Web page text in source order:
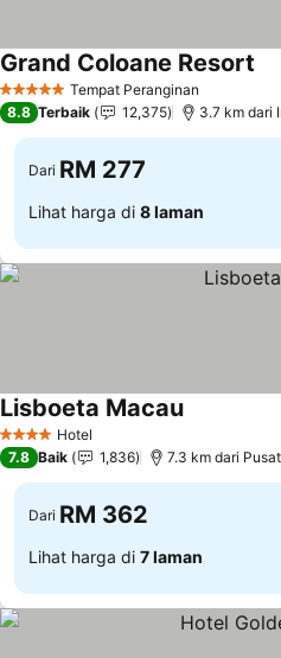
5 Bintang Tempat Peranginan
Grand Coloane Resort
8.8 Terbaik 12,375 3.7 km dari
Dari RM 277
Lihat harga di 8 laman
4 BintangHotel
Lisboeta Macau
7.8 Baik 1,836 7.3 km dari
Dari RM 362
Lihat harga di 7 laman